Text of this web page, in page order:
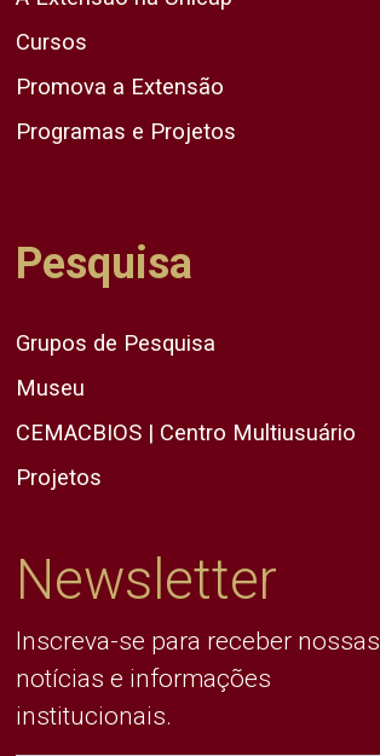
Cursos
Promova a Extensão
Programas e Projetos
Pesquisa
Grupos de Pesquisa
Museu
CEMACBIOS | Centro Multiusuário
Projetos
Newsletter
Inscreva-se para receber nossas
notícias e informações
institucionais.